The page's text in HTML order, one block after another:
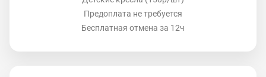
Предоплата не требуется
Бесплатная отмена за 12ч